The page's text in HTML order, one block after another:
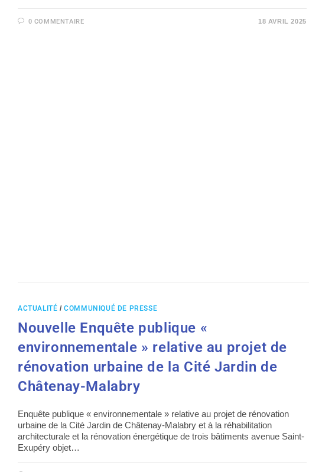
0 COMMENTAIRE 18 AVRIL 2025
ACTUALITÉ /COMMUNIQUÉ DE PRESSE
Nouvelle Enquête publique «
environnementale » relative au projet de
rénovation urbaine de la Cité Jardin de
Châtenay-Malabry
Enquête publique « environnementale » relative au projet de rénovation
urbaine de la Cité Jardin de Châtenay-Malabry et à la réhabilitation
architecturale et la rénovation énergétique de trois bâtiments avenue Saint-
Exupéry objet…